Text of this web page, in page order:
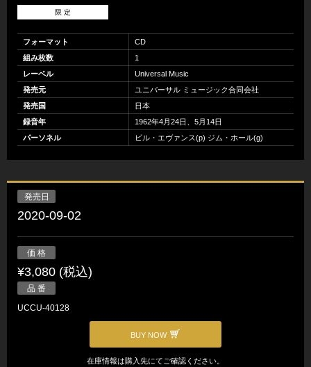
限 定
フォーマット
CD
組み枚数
1
レーベル
Universal Music
発売元
ユニバーサル ミュージック合同会社
発売国
日本
録音年
1962年4月24日、5月14日
パーソネル
ビル・エヴァンス(p) ジム・ホール(g)
発売日
2020-09-02
価 格
¥3,080 (税込)
品 番
UCCU-40128
BUY NOW
在庫情報は購入先にてご確認ください。